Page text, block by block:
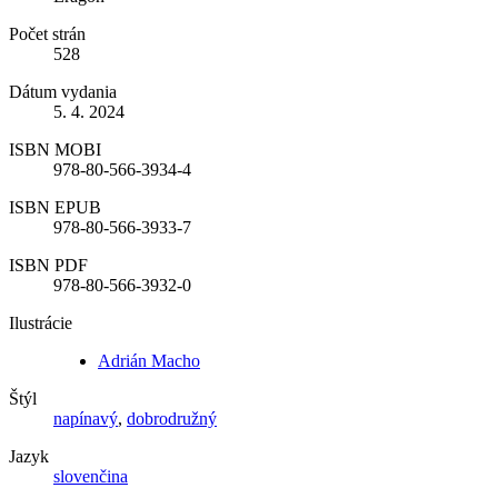
Počet strán
528
Dátum vydania
5. 4. 2024
ISBN MOBI
978-80-566-3934-4
ISBN EPUB
978-80-566-3933-7
ISBN PDF
978-80-566-3932-0
Ilustrácie
Adrián Macho
Štýl
napínavý, dobrodružný
Jazyk
slovenčina